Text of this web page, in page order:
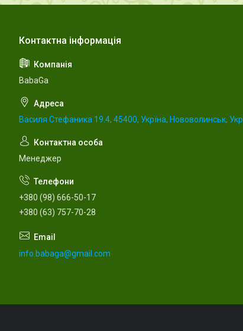
BabaGa
Василя Стефаника 19.4, 45400, Укрїна, Нововолинськ,
Менеджер
+380 (98) 666-50-17
+380 (63) 757-70-28
info.babaga@gmail.com